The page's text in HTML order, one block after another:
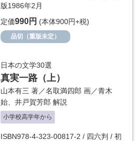
版1986年2月
定価990円 (本体900円+税)
品切（重版未定）
日本の文学30選
真実一路（上）
山本有三 著／名取満四郎 画／青木
始
井戸賀芳郎 解説
小学校高学年から
ISBN978-4-323-00817-2 / 四六判 / 初